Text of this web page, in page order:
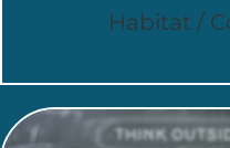
Habitat /